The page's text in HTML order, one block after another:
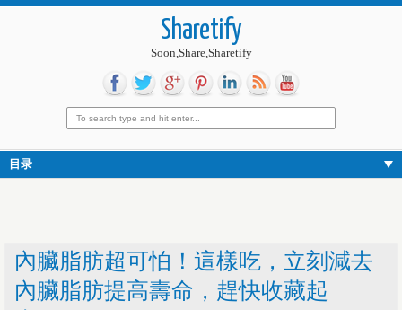
Sharetify
Soon,Share,Sharetify
目录
內臟脂肪超可怕！這樣吃，立刻減去
內臟脂肪提高壽命，趕快收藏起